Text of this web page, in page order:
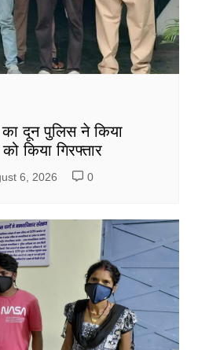
का दून पुलिस ने किया
किया गिरफ्तार
6, 2026 0